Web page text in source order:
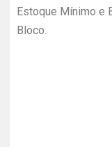
Estoque Mínimo e
Bloco.